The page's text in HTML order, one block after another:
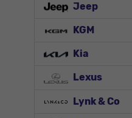
Jeep
KGM
Kia
Lexus
Lynk & Co